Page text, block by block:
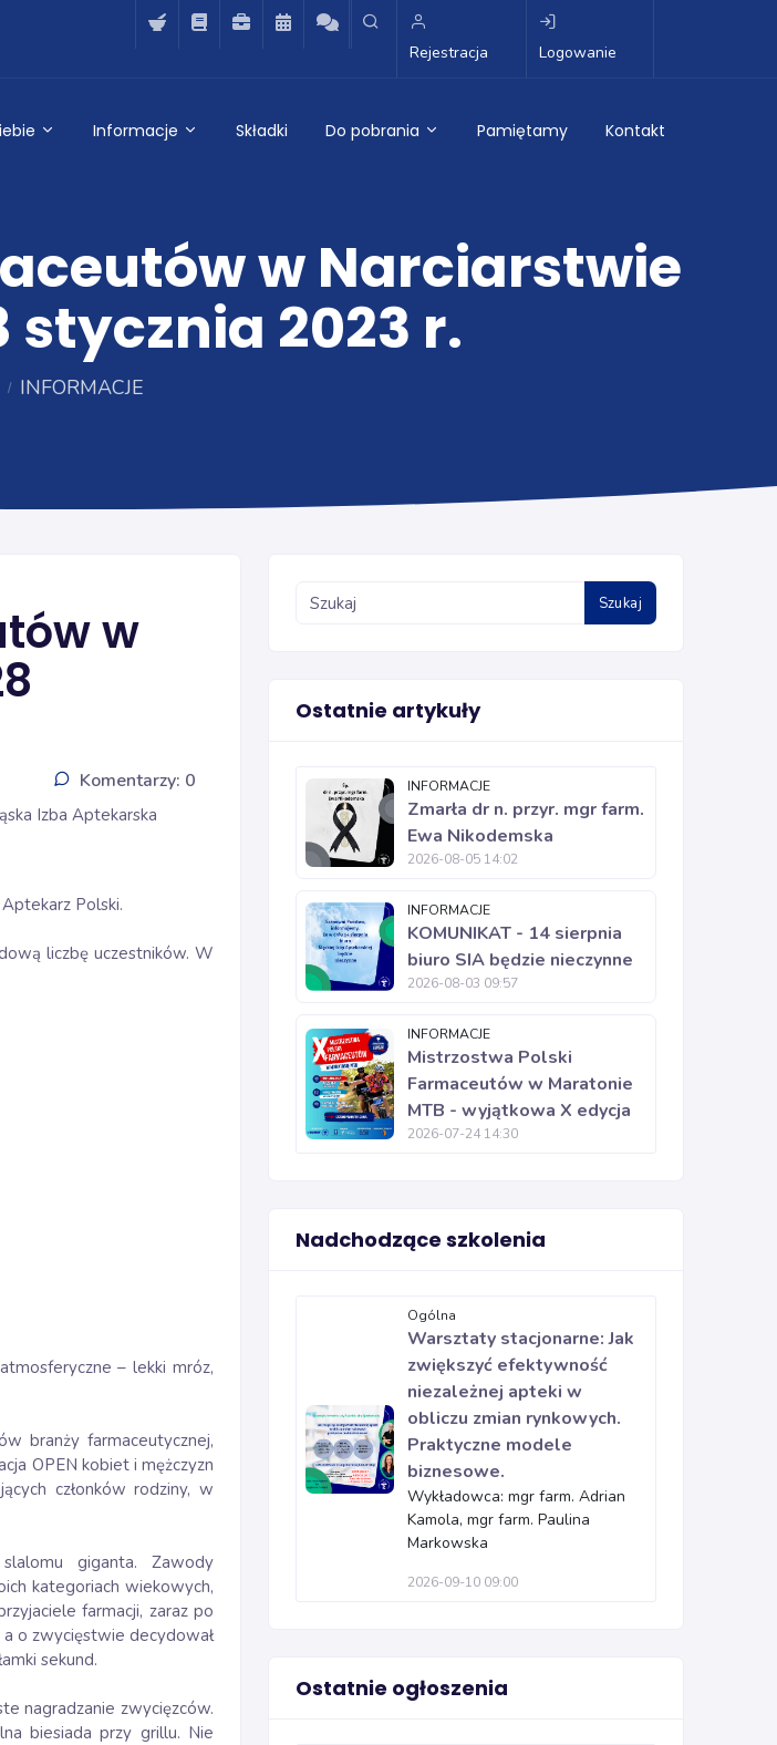
Rejestracja Logowanie
Informacje Składki Do pobrania Pamiętamy Kontakt
w Narciarstwie
2023 r.
INFORMACJE
w
Komentarzy: 0
Izba Aptekarska
Polski.
liczbę uczestników. W
– lekki mróz,
branży farmaceutycznej,
OPEN kobiet i mężczyzn
członków rodziny, w
giganta. Zawody
kategoriach wiekowych,
farmacji, zaraz po
a o zwycięstwie decydował
sekund.
nagradzanie zwycięzców.
biesiada przy grillu. Nie
Szukaj
Ostatnie artykuły
INFORMACJE
Zmarła dr n. przyr. mgr farm.
Ewa Nikodemska
2026-08-05 14:02
INFORMACJE
KOMUNIKAT - 14 sierpnia
biuro SIA będzie nieczynne
2026-08-03 09:57
INFORMACJE
Mistrzostwa Polski
Farmaceutów w Maratonie
MTB - wyjątkowa X edycja
2026-07-24 14:30
Nadchodzące szkolenia
Ogólna
Warsztaty stacjonarne: Jak
zwiększyć efektywność
niezależnej apteki w
obliczu zmian rynkowych.
Praktyczne modele
biznesowe.
Wykładowca: mgr farm. Adrian
Kamola, mgr farm. Paulina
Markowska
2026-09-10 09:00
Ostatnie ogłoszenia